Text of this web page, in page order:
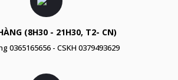
(8H30 - 21H30, T2- CN)
0365165656 - CSKH 0379493629